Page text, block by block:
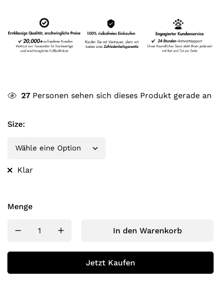
27 Personen sehen sich dieses Produkt gerade an
Size:
Klar
Menge
In den Warenkorb
Jetzt Kaufen